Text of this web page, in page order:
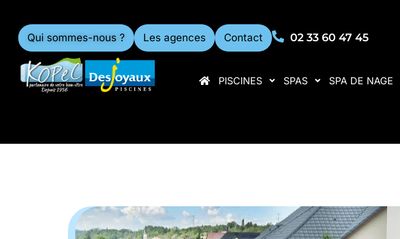
Qui sommes-nous ? Les agences Contact 02 33 60 47 45
PISCINES SPAS SPA DE NAGE